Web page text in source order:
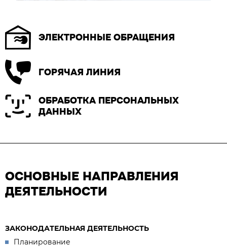
ЭЛЕКТРОННЫЕ ОБРАЩЕНИЯ
ГОРЯЧАЯ ЛИНИЯ
ОБРАБОТКА ПЕРСОНАЛЬНЫХ
ДАННЫХ
ОСНОВНЫЕ НАПРАВЛЕНИЯ
ДЕЯТЕЛЬНОСТИ
ЗАКОНОДАТЕЛЬНАЯ ДЕЯТЕЛЬНОСТЬ
Планирование